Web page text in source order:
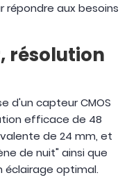
aux besoins
résolution
d'un capteur CMOS
efficace de 48
de 24 mm, et
de nuit" ainsi que
éclairage optimal.